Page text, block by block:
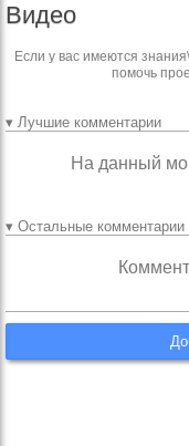
Видео
Если у вас имеются
помочь
▾ Лучшие комментарии
На данный
▾ Остальные комментарии